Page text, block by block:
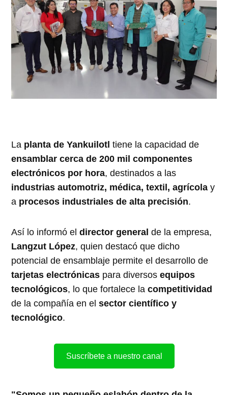
La planta de Yankuilotl tiene la capacidad de
ensamblar cerca de 200 mil componentes
electrónicos por hora, destinados a las
industrias automotriz, médica, textil, agrícola y
a procesos industriales de alta precisión.
Así lo informó eldirector general de la empresa,
Langzut López, quien destacó que dicho
potencial de ensamblaje permite el desarrollo de
tarjetas electrónicas para diversosequipos
tecnológicos, lo que fortalece lacompetitividad
de la compañía en elsector científico y
tecnológico.
Suscríbete a nuestro canal